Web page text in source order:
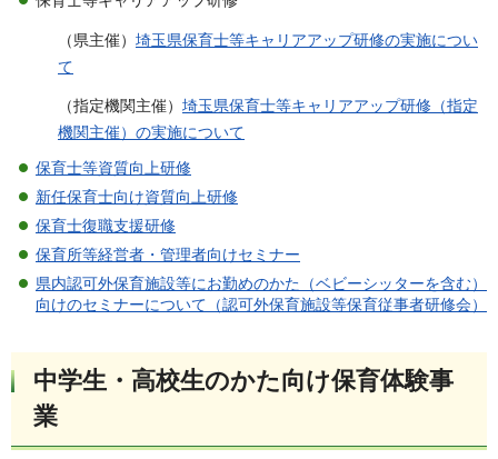
（県主催） 埼玉県保育士等キャリアアップ研修の実施につい
て
（指定機関主催） 埼玉県保育士等キャリアアップ研修（指定
機関主催）の実施について
保育士等資質向上研修
新任保育士向け資質向上研修
保育士復職支援研修
保育所等経営者・管理者向けセミナー
県内認可外保育施設等にお勤めのかた（ベビーシッターを含む）
向けのセミナーについて（認可外保育施設等保育従事者研修会）
中学生・高校生のかた向け保育体験事
業